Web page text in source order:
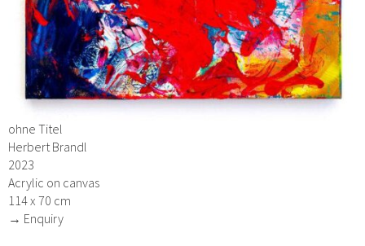
ohne Titel
Herbert Brandl
2023
Acrylic on canvas
114 x 70 cm
→ Enquiry